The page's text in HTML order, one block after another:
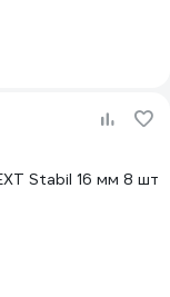
Stabil 16 мм 8 шт